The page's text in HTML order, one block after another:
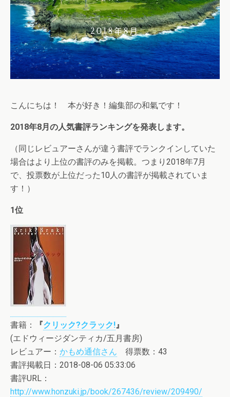
こんにちは！ 本が好き！編集部の和氣です！
2018年8月の人気書評ランキングを発表します。
（同じレビュアーさんが違う書評でランクインしていた
場合はより上位の書評のみを掲載。つまり2018年7月
で、投票数が上位だった10人の書評が掲載されていま
す！）
1位
書籍： 『クリック?クラック!』
(エドウィージダンティカ/五月書房)
レビュアー： かもめ通信さん 得票数：43
書評掲載日：2018-08-06 05:33:06
書評URL：
http://www.honzuki.jp/book/267436/review/209490/